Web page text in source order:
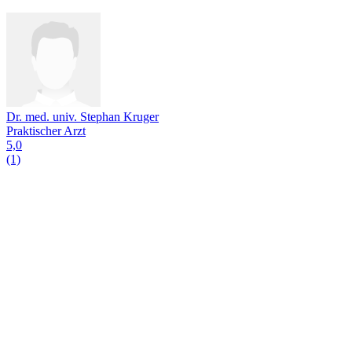
Dr. med. univ. Stephan Kruger
Praktischer Arzt
5,0
(1)